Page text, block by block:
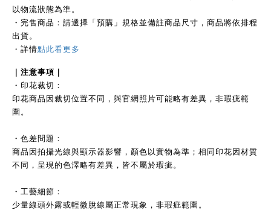
以物流狀態為準。
・完售商品：請選擇「預購」規格並備註商品尺寸，商品將依排程
出貨。
・詳情點此看更多
｜注意事項｜
・印花裁切：
印花商品因裁切位置不同，與官網照片可能略有差異，非瑕疵範
圍。
・色差問題：
商品因拍攝光線與顯示器影響，顏色以實物為準；相同印花因材質
不同，呈現的色澤略有差異，皆不屬於瑕疵。
・工藝細節：
少量線頭外露或輕微脫線屬正常現象，非瑕疵範圍。